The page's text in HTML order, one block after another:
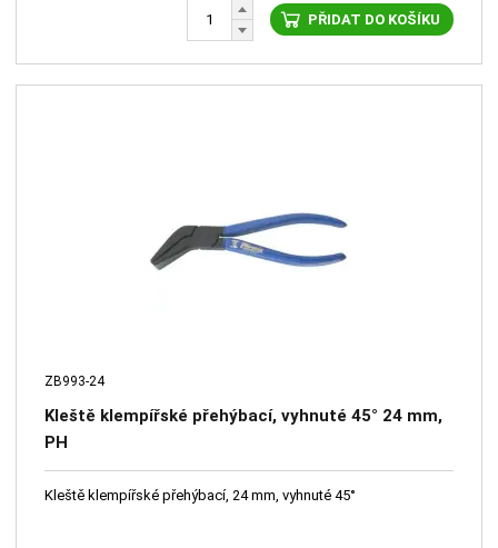
PŘIDAT DO KOŠÍKU
ZB993-24
Kleště klempířské přehýbací, vyhnuté 45° 24 mm,
PH
Kleště klempířské přehýbací, 24 mm, vyhnuté 45°